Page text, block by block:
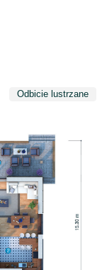
Odbicie lustrzane